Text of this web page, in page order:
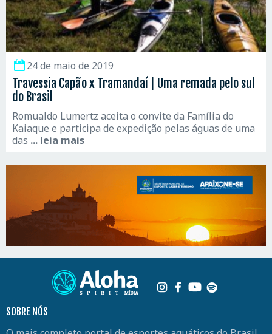
24 de maio de 2019
Travessia Capão x Tramandaí | Uma remada pelo sul
do Brasil
Romualdo Lumertz aceita o convite da Família do
Kaiaque e participa de expedição pelas águas de uma
das ... leia mais
SOBRE NÓS